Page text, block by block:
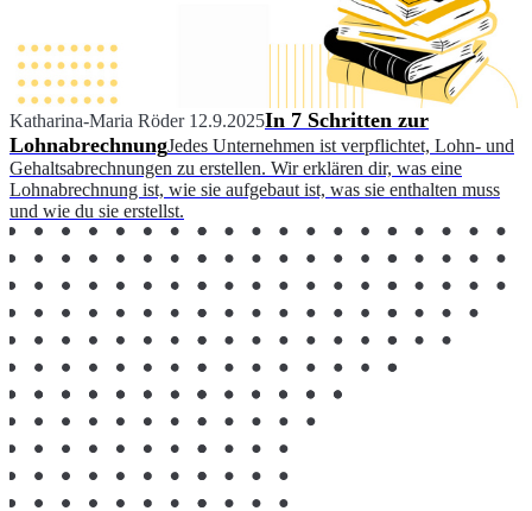
Katharina-Maria Röder 12.9.2025In 7 Schritten zur
LohnabrechnungJedes Unternehmen ist verpflichtet, Lohn- und
Gehaltsabrechnungen zu erstellen. Wir erklären dir, was eine
Lohnabrechnung ist, wie sie aufgebaut ist, was sie enthalten muss
und wie du sie erstellst.